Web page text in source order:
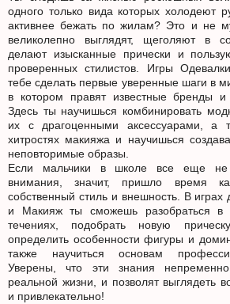
одного только вида которых холодеют
активнее бежать по жилам? Это и не
великолепно выглядят, щеголяют в
делают изысканные прически и
проверенных стилистов. Игры
тебе сделать первые уверенные шаги в
в котором правят известные бренды и
Здесь ты научишься комбинировать
их с драгоценными аксессуарами, а
хитростях макияжа и научишься
неповторимые образы.
Если мальчики в школе все еще
внимания, значит, пришло время
собственный стиль и внешность. В играх
и Макияж ты сможешь разобраться в
течениях, подобрать новую
определить особенности фигуры и
также научиться основам
Уверены, что эти знания
реальной жизни, и позволят выглядеть
и привлекательно!